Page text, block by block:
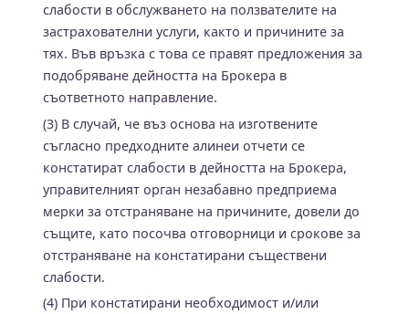
слабости в обслужването на ползвателите на
застрахователни услуги, както и причините за
тях. Във връзка с това се правят предложения за
подобряване дейността на Брокера в
съответното направление.
(3) В случай, че въз основа на изготвените
съгласно предходните алинеи отчети се
констатират слабости в дейността на Брокера,
управителният орган незабавно предприема
мерки за отстраняване на причините, довели до
същите, като посочва отговорници и срокове за
отстраняване на констатирани съществени
слабости.
(4) При констатирани необходимост и/или